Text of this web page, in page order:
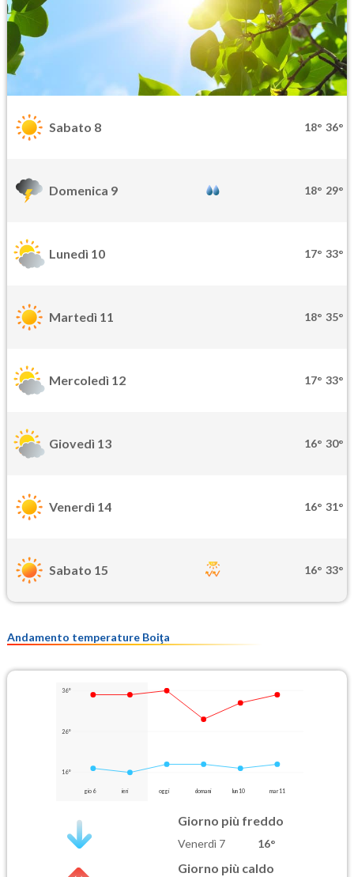
Sabato 8 18° 36°
Domenica 9 18° 29°
Lunedì 10 17° 33°
Martedì 11 18° 35°
Mercoledì 12 17° 33°
Giovedì 13 16° 30°
Venerdì 14 16° 31°
Sabato 15 16° 33°
Andamento temperature Boiţa
36°
26°
16°
gio 6 ieri oggi domani lun 10 mar 11
Giorno più freddo
Venerdì 7 16°
Giorno più caldo